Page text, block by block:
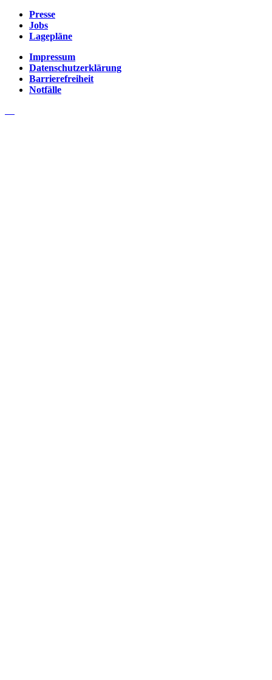
Presse
Jobs
Lagepläne
Impressum
Datenschutzerklärung
Barrierefreiheit
Notfälle